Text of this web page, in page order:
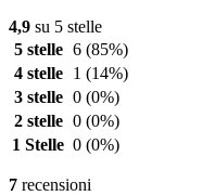
4,9 su 5 stelle
5 stelle 6 (85%)
4 stelle
1 (14%)
3 stelle 0 (0%)
2 stelle 0 (0%)
1 Stelle 0 (0%)
7 recensioni